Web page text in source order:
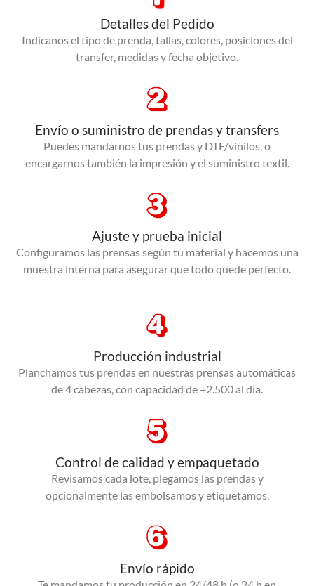
Detalles del Pedido
Indícanos el tipo de prenda, tallas, colores, posiciones del
transfer, medidas y fecha objetivo.
Envío o suministro de prendas y transfers
Puedes mandarnos tus prendas y DTF/vinilos, o
encargarnos también la impresión y el suministro textil.
Ajuste y prueba inicial
Configuramos las prensas según tu material y hacemos una
muestra interna para asegurar que todo quede perfecto.
Producción industrial
Planchamos tus prendas en nuestras prensas automáticas
de 4 cabezas, con capacidad de +2.500 al día.
Control de calidad y empaquetado
Revisamos cada lote, plegamos las prendas y
opcionalmente las embolsamos y etiquetamos.
Envío rápido